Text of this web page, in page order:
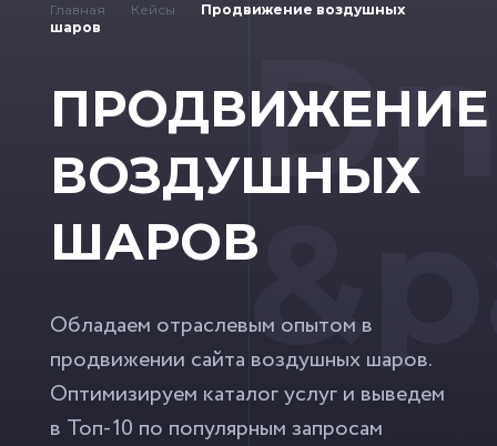
Главная Кейсы
Продвижение воздушных
шаров
ПРОДВИЖЕНИЕ
ВОЗДУШНЫХ
ШАРОВ
Обладаем отраслевым опытом в
продвижении сайта воздушных шаров.
Оптимизируем каталог услуг и выведем
в Топ-10 по популярным запросам